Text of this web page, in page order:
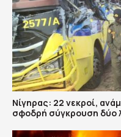
Νίγηρας: 22 νεκροί,
σφοδρή σύγκρουση δύο